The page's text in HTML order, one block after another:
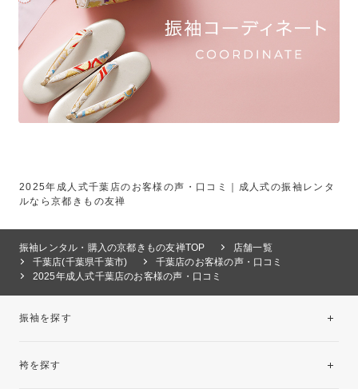
2025年成人式千葉店のお客様の声・口コミ｜成人式の振袖レンタ
ルなら京都きもの友禅
振袖レンタル・購入の京都きもの友禅TOP
店舗一覧
千葉店(千葉県千葉市)
千葉店のお客様の声・口コミ
2025年成人式千葉店のお客様の声・口コミ
振袖を探す
袴を探す